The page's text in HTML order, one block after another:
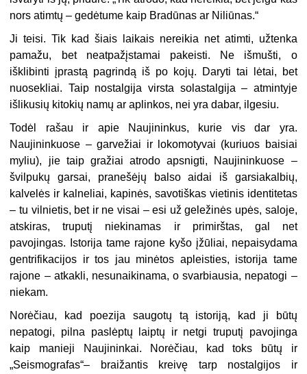
nors atimtų – gedėtume kaip Bradūnas ar Niliūnas.“
Ji teisi. Tik kad šiais laikais nereikia net atimti, užtenka
pamažu, bet neatpažįstamai pakeisti. Ne išmušti, o
išklibinti įprastą pagrindą iš po kojų. Daryti tai lėtai, bet
nuosekliai. Taip nostalgija virsta solastalgija – atmintyje
išlikusių kitokių namų ar aplinkos, nei yra dabar, ilgesiu.
Todėl rašau ir apie Naujininkus, kurie vis dar yra.
Naujininkuose – garvežiai ir lokomotyvai (kuriuos baisiai
myliu), jie taip gražiai atrodo apsnigti, Naujininkuose –
švilpukų garsai, pranešėjų balso aidai iš garsiakalbių,
kalvelės ir kalneliai, kapinės, savotiškas vietinis identitetas
– tu vilnietis, bet ir ne visai – esi už geležinės upės, saloje,
atskiras, truputį niekinamas ir primirštas, gal net
pavojingas. Istorija tame rajone kyšo įžūliai, nepaisydama
gentrifikacijos ir tos jau minėtos apleisties, istorija tame
rajone – atkakli, nesunaikinama, o svarbiausia, nepatogi –
niekam.
Norėčiau, kad poezija saugotų tą istoriją, kad ji būtų
nepatogi, pilna paslėptų laiptų ir netgi truputį pavojinga
kaip manieji Naujininkai. Norėčiau, kad toks būtų ir
„Seismografas“– braižantis kreivę tarp nostalgijos ir